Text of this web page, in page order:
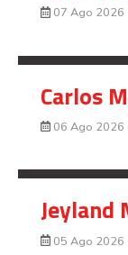
07 Ago 2026
Carlos
06 Ago 2026
Jeyland
05 Ago 2026